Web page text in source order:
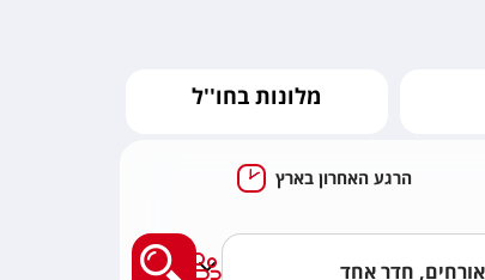
מלונות בחו''ל
הרגע האחרון בארץ
מצאו לי מלון בארץ